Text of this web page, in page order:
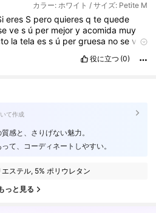
カラー: ホワイト / サイズ: Petite M
eres S peroquieresqtequede
ves ú per mejoryacomida muy
latelaess ú pergruesa noseve
Speroquieres
q
役に立つ (0)
て作成
感と、さりげない魅力。
て、コーディネートしやすい。
ステル, 5% ポリウレタン
っと見る
ワー
ワー